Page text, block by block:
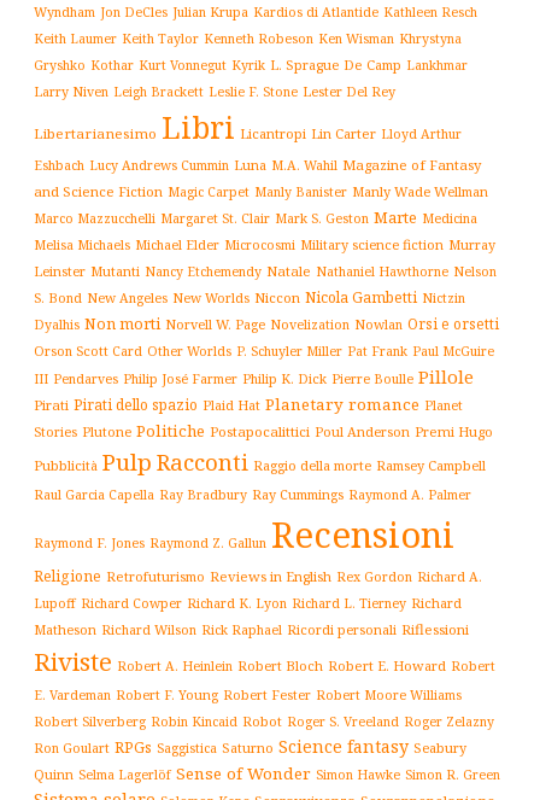
Wyndham Jon DeCles Julian Krupa Kardios di Atlantide Kathleen Resch
Keith Laumer Keith Taylor Kenneth Robeson Ken Wisman Khrystyna
Gryshko Kothar Kurt Vonnegut Kyrik L. Sprague De Camp Lankhmar
Larry Niven Leigh Brackett Leslie F. Stone Lester Del Rey
Libertarianesimo Libri Licantropi Lin Carter Lloyd Arthur
Eshbach Lucy Andrews Cummin Luna M.A. Wahil Magazine of Fantasy
and Science Fiction Magic Carpet Manly Banister Manly Wade Wellman
Marco Mazzucchelli Margaret St. Clair Mark S. Geston Marte Medicina
Melisa Michaels Michael Elder Microcosmi Military science fiction Murray
Leinster Mutanti Nancy Etchemendy Natale Nathaniel Hawthorne Nelson
S. Bond New Angeles New Worlds Niccon Nicola Gambetti Nictzin
Dyalhis Non morti Norvell W. Page Novelization Nowlan Orsi e orsetti
Orson Scott Card Other Worlds P. Schuyler Miller Pat Frank Paul McGuire
III Pendarves Philip José Farmer Philip K. Dick Pierre Boulle Pillole
Pirati Pirati dello spazio Plaid Hat Planetary romance Planet
Stories Plutone Politiche Postapocalittici Poul Anderson Premi Hugo
Pubblicità Pulp Racconti Raggio della morte Ramsey Campbell
Raul Garcia Capella Ray Bradbury Ray Cummings Raymond A. Palmer
Raymond F. Jones Raymond Z. Gallun Recensioni
Religione Retrofuturismo Reviews in English Rex Gordon Richard A.
Lupoff Richard Cowper Richard K. Lyon Richard L. Tierney Richard
Matheson Richard Wilson Rick Raphael Ricordi personali Riflessioni
Riviste Robert A. Heinlein Robert Bloch Robert E. Howard Robert
E. Vardeman Robert F. Young Robert Fester Robert Moore Williams
Robert Silverberg Robin Kincaid Robot Roger S. Vreeland Roger Zelazny
Ron Goulart RPGs Saggistica Saturno Science fantasy Seabury
Quinn Selma Lagerlöf Sense of Wonder Simon Hawke Simon R. Green